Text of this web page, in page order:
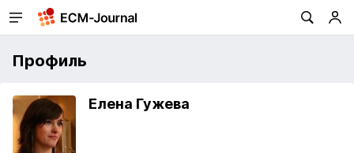
Профиль
Елена Гужева